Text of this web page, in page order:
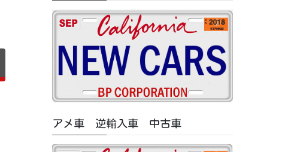
車/
特
リ
ー
アメ車 逆輸入車 中古車